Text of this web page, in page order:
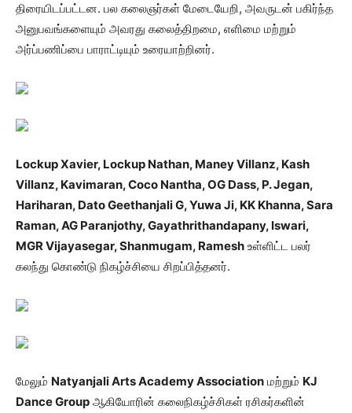
திரையிடப்பட்டன. பல கலைஞர்கள் மேடையேறி, அவருடன் பகிர்ந்த
அனுபவங்களையும் அவரது கலைத்திறமை, எளிமை மற்றும்
அர்ப்பணிப்பை பாராட்டியும் உரையாற்றினர்.
Lockup Xavier, Lockup Nathan, Maney Villanz, Kash
Villanz, Kavimaran, Coco Nantha, OG Dass, P. Jegan,
Hariharan, Dato Geethanjali G, Yuwa Ji, KK Khanna, Sara
Raman, AG Paranjothy, Gayathrithandapany, Iswari,
MGR Vijayasegar, Shanmugam, Ramesh உள்ளிட்ட பலர்
கலந்து கொண்டு நிகழ்ச்சியை சிறப்பித்தனர்.
மேலும் Natyanjali Arts Academy Association மற்றும் KJ
Dance Group ஆகியோரின் கலைநிகழ்ச்சிகள் ரசிகர்களின்